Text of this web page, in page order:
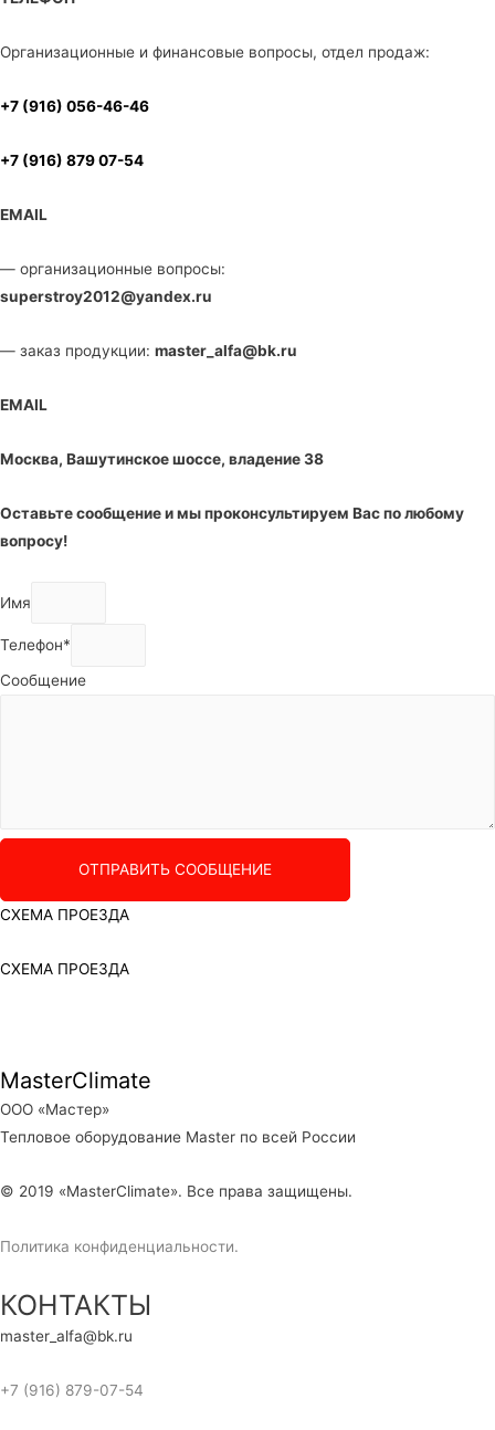
Организационные и финансовые вопросы, отдел продаж:
+7 (916) 056-46-46
+7 (916) 879 07-54
EMAIL
— организационные вопросы:
superstroy2012@yandex.ru
— заказ продукции: master_alfa@bk.ru
EMAIL
Москва, Вашутинское шоссе, владение 38
Оставьте сообщение и мы проконсультируем Вас по любому
вопросу!
Имя
Телефон*
Сообщение
ОТПРАВИТЬ СООБЩЕНИЕ
СХЕМА ПРОЕЗДА
СХЕМА ПРОЕЗДА
MasterClimate
ООО «Мастер»
Тепловое оборудование Master по всей России
© 2019 «MasterClimate». Все права защищены.
Политика конфиденциальности.
КОНТАКТЫ
master_alfa@bk.ru
+7 (916) 879-07-54